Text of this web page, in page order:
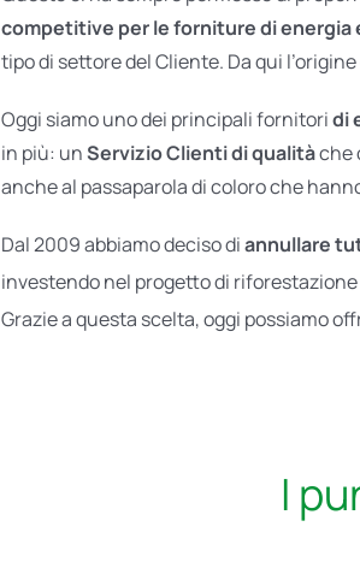
competitive per le forniture di energia
tipo di settore del Cliente. Da qui
Oggi siamo uno dei principali fornitoridi
in più: unServizio Clienti di qualitàche
anche al passaparola di coloro che
Dal 2009 abbiamo deciso diannullare
investendo nel progetto di riforestazione
Grazie a questa scelta, oggi possiamo
I